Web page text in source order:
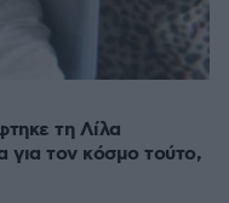
τη Λίλα
για τον κόσμο τούτο,